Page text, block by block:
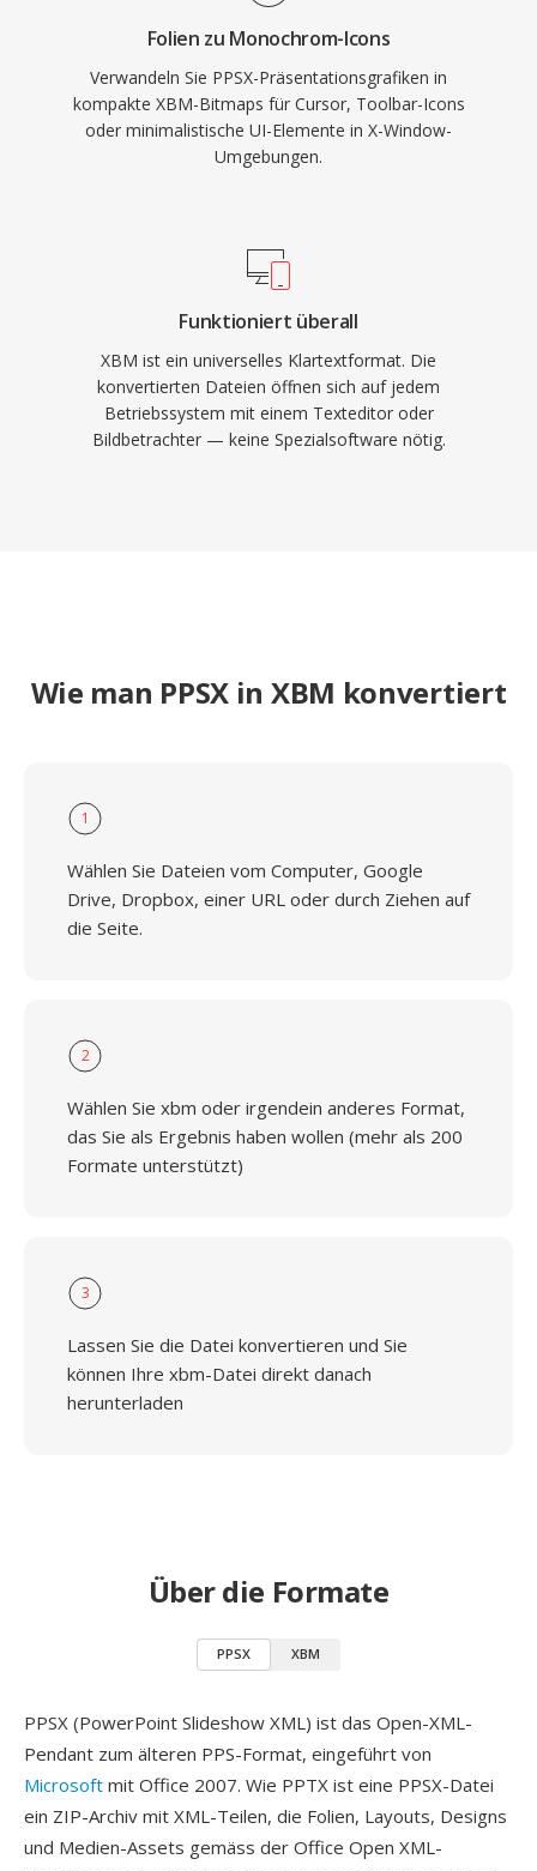
Folien zu Monochrom-Icons
Verwandeln Sie PPSX-Präsentationsgrafiken in
kompakte XBM-Bitmaps für Cursor, Toolbar-Icons
oder minimalistische UI-Elemente in X-Window-
Umgebungen.
Funktioniert überall
XBM ist ein universelles Klartextformat. Die
konvertierten Dateien öffnen sich auf jedem
Betriebssystem mit einem Texteditor oder
Bildbetrachter — keine Spezialsoftware nötig.
Wie man PPSX in XBM konvertiert
1
Wählen Sie Dateien vom Computer, Google
Drive, Dropbox, einer URL oder durch Ziehen auf
die Seite.
2
Wählen Sie xbm oder irgendein anderes Format,
das Sie als Ergebnis haben wollen (mehr als 200
Formate unterstützt)
3
Lassen Sie die Datei konvertieren und Sie
können Ihre xbm-Datei direkt danach
herunterladen
Über die Formate
PPSX XBM
PPSX (PowerPoint Slideshow XML) ist das Open-XML-
Pendant zum älteren PPS-Format, eingeführt von
Microsoft mit Office 2007. Wie PPTX ist eine PPSX-Datei
ein ZIP-Archiv mit XML-Teilen, die Folien, Layouts, Designs
und Medien-Assets gemäss der Office Open XML-